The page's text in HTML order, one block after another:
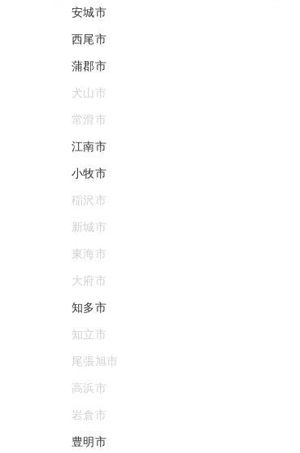
安城市
西尾市
蒲郡市
犬山市
常滑市
江南市
小牧市
稲沢市
新城市
東海市
大府市
知多市
知立市
尾張旭市
高浜市
岩倉市
豊明市